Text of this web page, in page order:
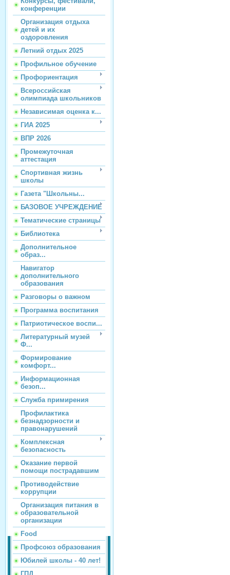
конференции
Организация отдыха
детей и их
оздоровления
Летний отдых 2025
Профильное обучение
Профориентация
Всероссийская
олимпиада школьников
Независимая оценка к...
ГИА 2025
ВПР 2026
Промежуточная
аттестация
Спортивная жизнь
школы
Газета "Школьны...
БАЗОВОЕ УЧРЕЖДЕНИЕ
Тематические страницы
Библиотека
Дополнительное
образ...
Навигатор
дополнительного
образования
Разговоры о важном
Программа воспитания
Патриотическое воспи...
Литературный музей
Ф...
Формирование
комфорт...
Информационная
безоп...
Служба примирения
Профилактика
безнадзорности и
правонарушений
Комплексная
безопасность
Оказание первой
помощи пострадавшим
Противодействие
коррупции
Организация питания в
образовательной
организации
Food
Профсоюз образования
Юбилей школы - 40 лет!